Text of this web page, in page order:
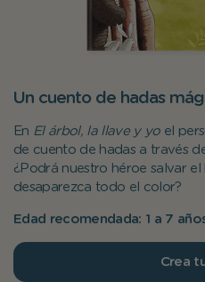
Un cuento de hadas
En El árbol, la llave y yoel
de cuento de hadas a través
¿Podrá nuestro héroe salvar
desaparezca todo el color?
Edad recomendada: 1 a 7
Crea